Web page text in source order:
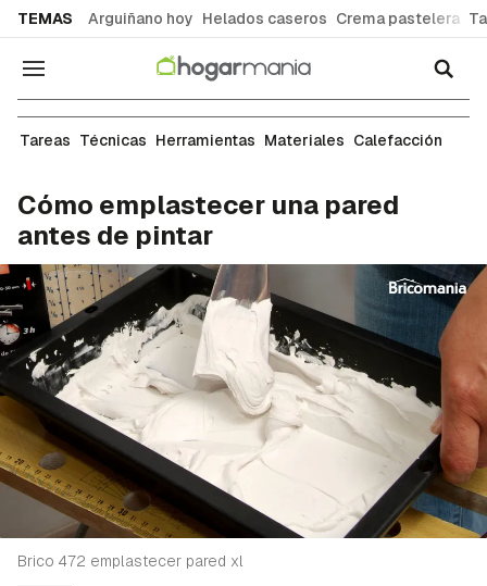
TEMAS Arguiñano hoy Helados caseros Crema pastelera
Navegación
Pintura
Tareas Técnicas Herramientas Materiales Calefacción
Cómo emplastecer una pared
antes de pintar
Brico 472 emplastecer pared xl